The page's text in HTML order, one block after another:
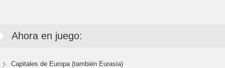
Ahora en juego:
Capitales de Europa (también Eurasia)